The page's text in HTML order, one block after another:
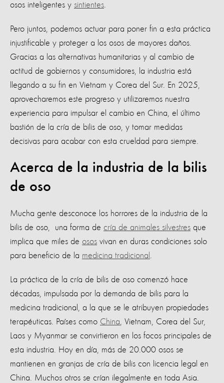
osos inteligentes y sintientes.
Pero juntos, podemos actuar para poner fin a esta práctica
injustificable y proteger a los osos de mayores daños.
Gracias a las alternativas humanitarias y al cambio de
actitud de gobiernos y consumidores, la industria está
llegando a su fin en Vietnam y Corea del Sur. En 2025,
aprovecharemos este progreso y utilizaremos nuestra
experiencia para impulsar el cambio en China, el último
bastión de la cría de bilis de oso, y tomar medidas
decisivas para acabar con esta crueldad para siempre.
Acerca de la industria de la bilis
de oso
Mucha gente desconoce los horrores de la industria de la
bilis de oso, una forma de cría de animales silvestres que
implica que miles de osos vivan en duras condiciones solo
para beneficio de la medicina tradicional .
La práctica de la cría de bilis de oso comenzó hace
décadas, impulsada por la demanda de bilis para la
medicina tradicional, a la que se le atribuyen propiedades
terapéuticas. Países como China, Vietnam, Corea del Sur,
Laos y Myanmar se convirtieron en los focos principales de
esta industria. Hoy en día, más de 20.000 osos se
mantienen en granjas de cría de bilis con licencia legal en
China. Muchos otros se crían ilegalmente en toda Asia.